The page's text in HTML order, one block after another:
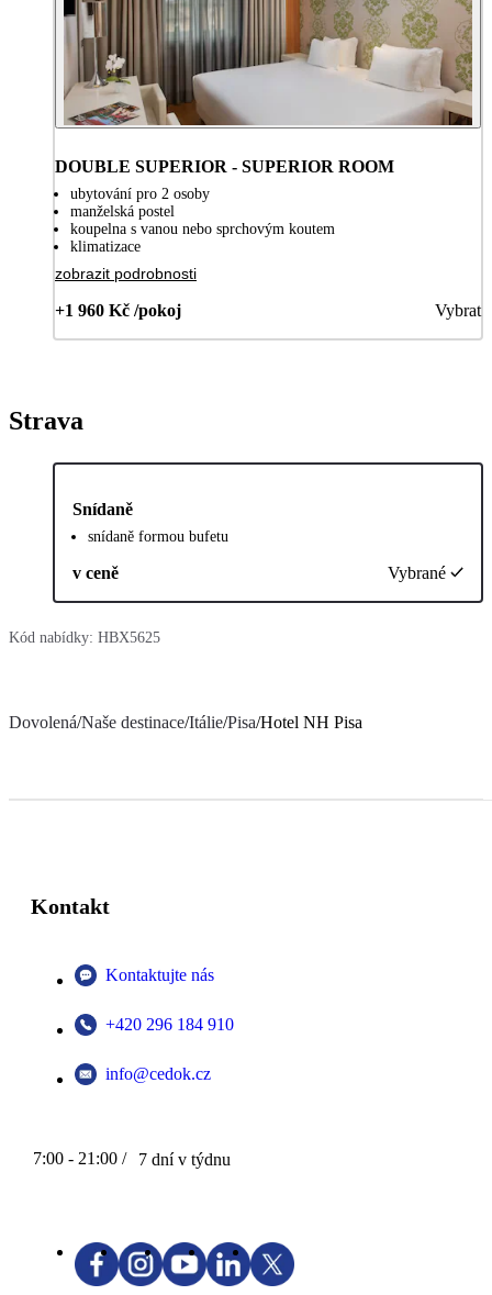
DOUBLE SUPERIOR - SUPERIOR ROOM
ubytování pro 2 osoby
manželská postel
koupelna s vanou nebo sprchovým koutem
klimatizace
zobrazit podrobnosti
+1 960 Kč /pokoj Vybrat
Strava
Snídaně
snídaně formou bufetu
v ceně Vybrané
Kód nabídky: HBX5625
Dovolená/Naše destinace/Itálie/Pisa/Hotel NH Pisa
Kontakt
Kontaktujte nás
+420 296 184 910
info@cedok.cz
7:00 - 21:00 / 7 dní v týdnu